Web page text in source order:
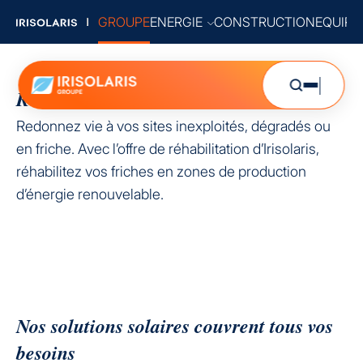
GROUPEENERGIE CONSTRUCTION
Réhabilitez un site
Redonnez vie à vos sites inexploités, dégradés ou
en friche. Avec l’offre de réhabilitation d’Irisolaris,
réhabilitez vos friches en zones de production
d’énergie renouvelable.
Nos solutions solaires couvrent tous vos
besoins